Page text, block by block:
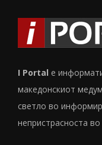
I Portal е
македонскиот
светло во
непристрасноста